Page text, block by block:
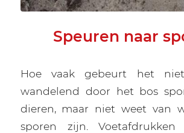
Speuren naar
Hoe vaak gebeurt het
wandelend door het bos
dieren, maar niet weet van
sporen zijn.